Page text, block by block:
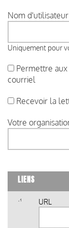
Nom d'utilisateur
Uniquement pour
Permettre
courriel
Recevoir la
Votre
LIENS
URL